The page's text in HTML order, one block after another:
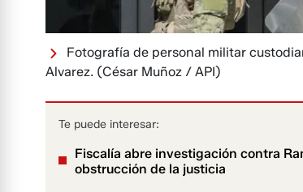
Fotografía de personal militar
Alvarez. (César Muñoz / API)
Te puede interesar:
Fiscalía abre investigación contra
obstrucción de la justicia